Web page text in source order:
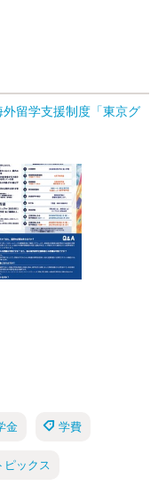
留学支援制度「東京グ
金 学費
ピックス